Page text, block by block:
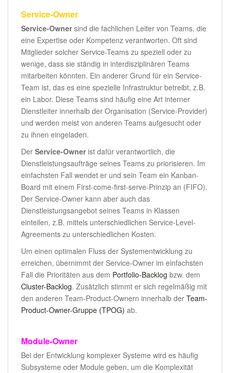
Service-Owner
Service-Ownersind die fachlichen Leiter von Teams, die
eine Expertise oder Kompetenz verantworten. Oft sind
Mitglieder solcher Service-Teams zu speziell oder zu
wenige, dass sie ständig in interdisziplinären Teams
mitarbeiten könnten. Ein anderer Grund für ein Service-
Team ist, das es eine spezielle Infrastruktur betreibt, z.B.
ein Labor. Diese Teams sind häufig eine Art interner
Dienstleiter innerhalb der Organisation (Service-Provider)
und werden meist von anderen Teams aufgesucht oder
zu ihnen eingeladen.
Der Service-Ownerist dafür verantwortlich, die
Dienstleistungsaufträge seines Teams zu priorisieren. Im
einfachsten Fall wendet er und sein Team ein Kanban-
Board mit einem First-come-first-serve-Prinzip an (FIFO).
Der Service-Owner kann aber auch das
Dienstleistungsangebot seines Teams in Klassen
einteilen, z.B. mittels unterschiedlichen Service-Level-
Agreements zu unterschiedlichen Kosten.
Um einen optimalen Fluss der Systementwicklung zu
erreichen, übernimmt der Service-Owner im einfachsten
Fall die Prioritäten aus dem Portfolio-Backlog bzw. dem
Cluster-Backlog. Zusätzlich stimmt er sich regelmäßig mit
den anderen Team-Product-Ownern innerhalb der Team-
Product-Owner-Gruppe (TPOG) ab.
Module-Owner
Bei der Entwicklung komplexer Systeme wird es häufig
Subsysteme oder Module geben, um die Komplexität